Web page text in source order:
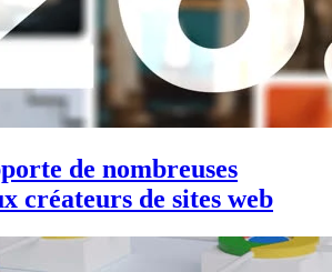
de nombreuses
créateurs de sites web